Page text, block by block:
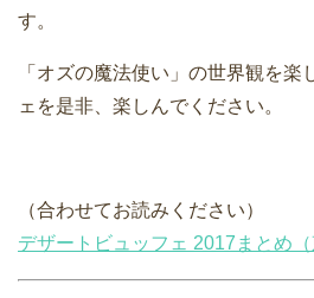
す。
「オズの魔法使い」の世界観を楽
ェを是非、楽しんでください。
（合わせてお読みください）
デザートビュッフェ 2017まとめ（